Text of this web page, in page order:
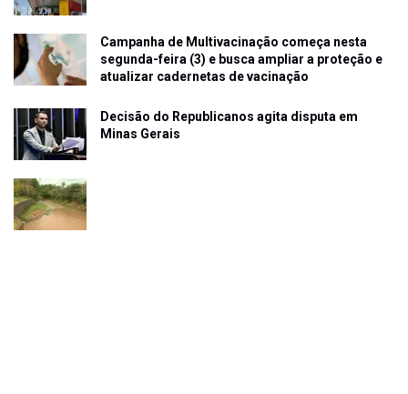
Campanha de Multivacinação começa nesta
segunda-feira (3) e busca ampliar a proteção e
atualizar cadernetas de vacinação
Decisão do Republicanos agita disputa em
Minas Gerais